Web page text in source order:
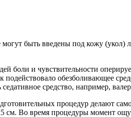
быть введены под кожу (укол)
боли и чувствительности
подействовало обезболивающее
седативное средство, например,
процедур делают
см. Во время процедуры момент